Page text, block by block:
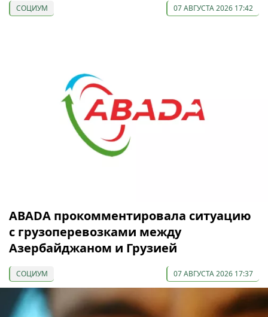
СОЦИУМ 07 АВГУСТА 2026 17:42
ABADA прокомментировала ситуацию
с грузоперевозками между
Азербайджаном и Грузией
СОЦИУМ 07 АВГУСТА 2026 17:37